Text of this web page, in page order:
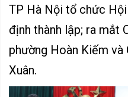
TP Hà Nội tổ chức
định thành lập; ra mắt
phường Hoàn Kiếm và
Xuân.